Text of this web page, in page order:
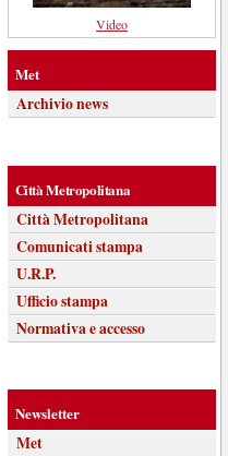
Video
Met
Archivio news
Città Metropolitana
Città Metropolitana
Comunicati stampa
U.R.P.
Ufficio stampa
Normativa e accesso
Newsletter
Met